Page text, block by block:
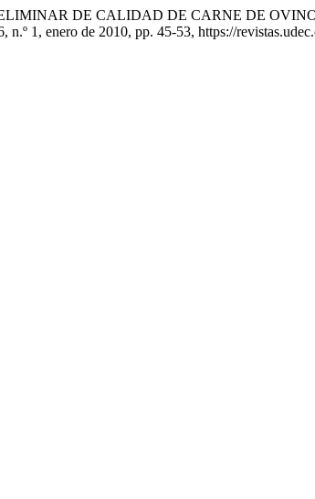
DE CALIDAD DE CARNE DE
n.º 1, enero de 2010, pp. 45-53, https://